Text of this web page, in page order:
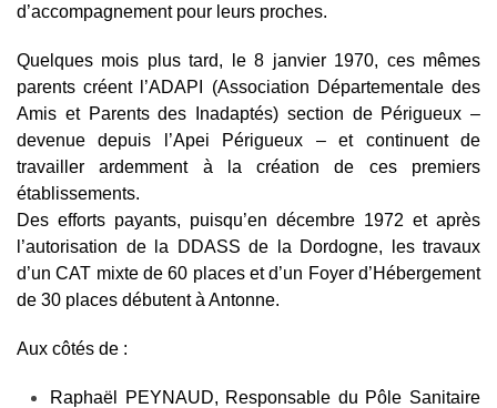
d’accompagnement pour leurs proches.
Quelques mois plus tard, le 8 janvier 1970, ces mêmes
parents créent l’ADAPI (Association Départementale des
Amis et Parents des Inadaptés) section de Périgueux –
devenue depuis l’Apei Périgueux – et continuent de
travailler ardemment à la création de ces premiers
établissements.
Des efforts payants, puisqu’en décembre 1972 et après
l’autorisation de la DDASS de la Dordogne, les travaux
d’un CAT mixte de 60 places et d’un Foyer d’Hébergement
de 30 places débutent à Antonne.
Aux côtés de :
Raphaël PEYNAUD, Responsable du Pôle Sanitaire